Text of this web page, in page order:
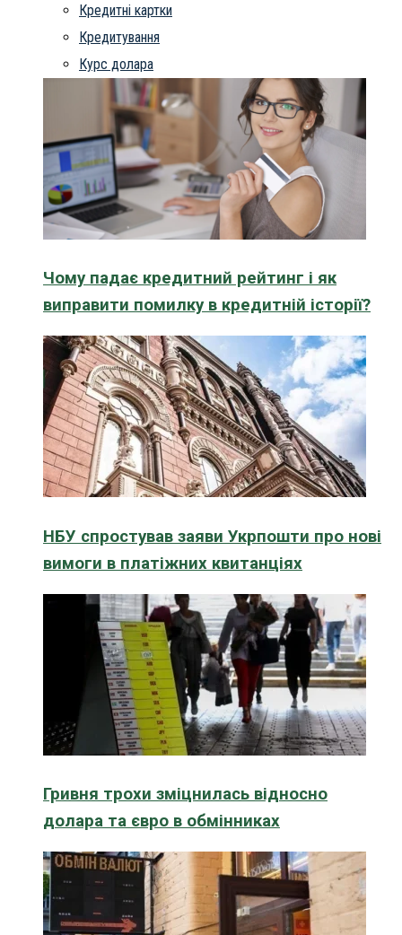
Кредитні картки
Кредитування
Курс долара
Чому падає кредитний рейтинг і як
виправити помилку в кредитній історії?
НБУ спростував заяви Укрпошти про нові
вимоги в платіжних квитанціях
Гривня трохи зміцнилась відносно
долара та євро в обмінниках